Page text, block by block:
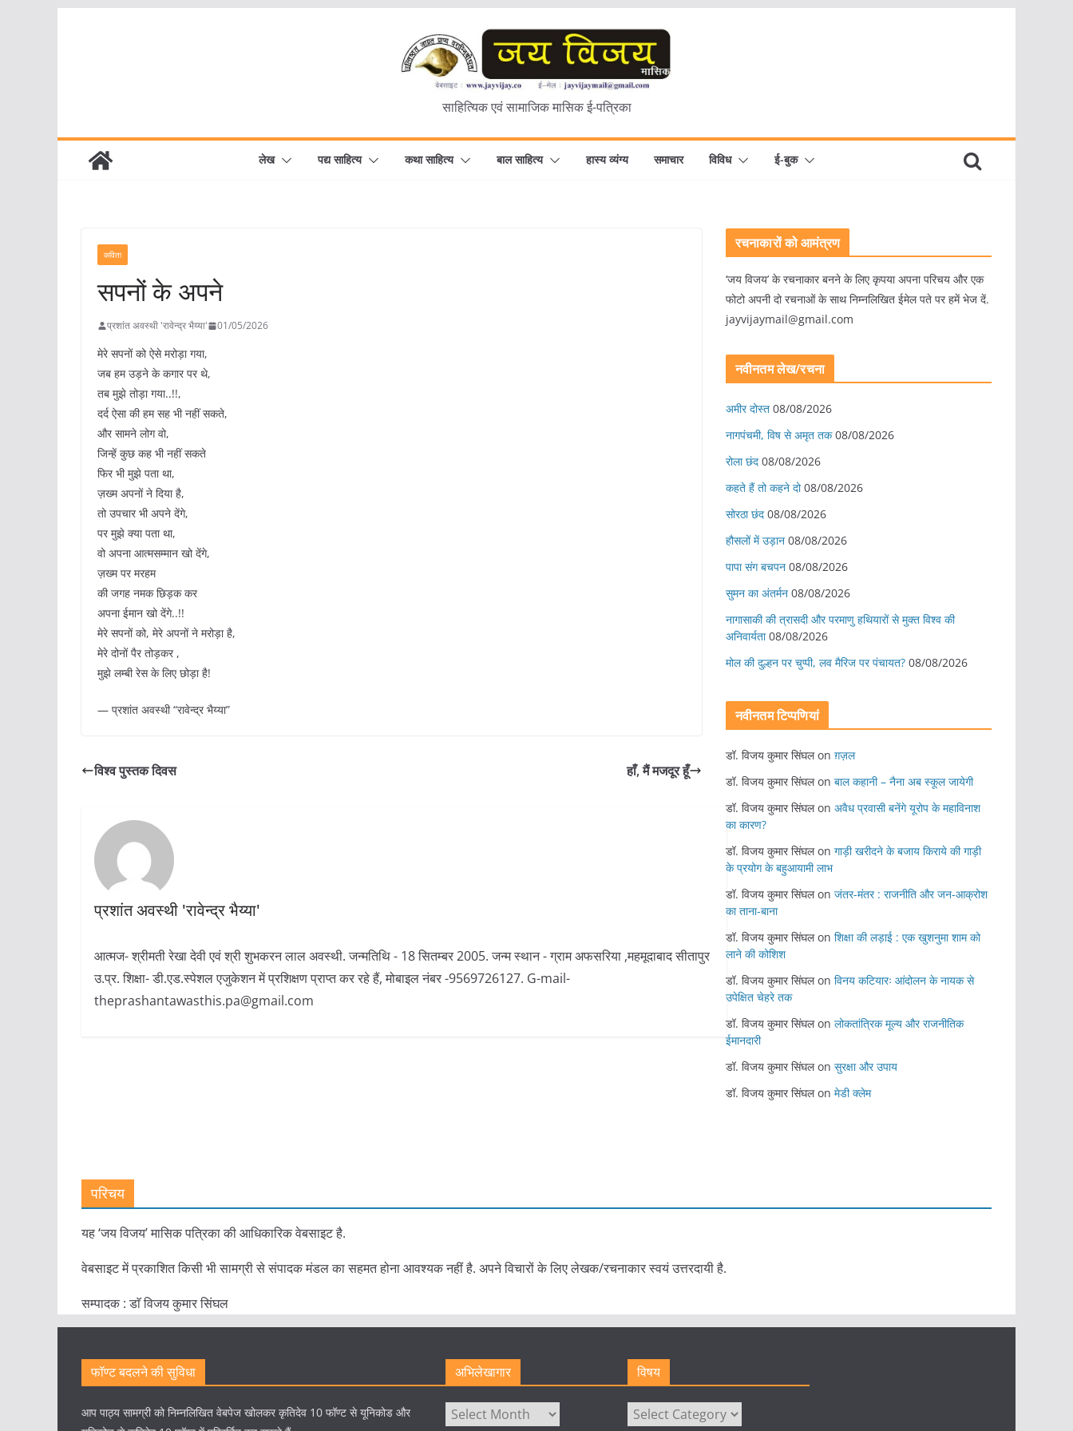
साहित्यिक एवं सामाजिक मासिक ई-पत्रिका
लेख पद्य साहित्य कथा साहित्य बाल साहित्य हास्य व्यंग्य समाचार विविध ई-बुक
कविता
सपनों के अपने
प्रशांत अवस्थी 'रावेन्द्र भैय्या' 01/05/2026
मेरे सपनों को ऐसे मरोड़ा गया,
जब हम उड़ने के कगार पर थे,
तब मुझे तोड़ा गया..!!,
दर्द ऐसा की हम सह भी नहीं सकते,
और सामने लोग वो,
जिन्हें कुछ कह भी नहीं सकते
फिर भी मुझे पता था,
ज़ख्म अपनों ने दिया है,
तो उपचार भी अपने देंगे,
पर मुझे क्या पता था,
वो अपना आत्मसम्मान खो देंगे,
ज़ख्म पर मरहम
की जगह नमक छिड़क कर
अपना ईमान खो देंगे..!!
मेरे सपनों को, मेरे अपनों ने मरोड़ा है,
मेरे दोनों पैर तोड़कर ,
मुझे लम्बी रेस के लिए छोड़ा है!
— प्रशांत अवस्थी “रावेन्द्र भैय्या”
विश्व पुस्तक दिवस हाँ, मैं मजदूर हूँ
प्रशांत अवस्थी 'रावेन्द्र भैय्या'
आत्मज- श्रीमती रेखा देवी एवं श्री शुभकरन लाल अवस्थी. जन्मतिथि - 18 सितम्बर 2005. जन्म स्थान - ग्राम अफसरिया ,महमूदाबाद सीतापुर
उ.प्र. शिक्षा- डी.एड.स्पेशल एजुकेशन में प्रशिक्षण प्राप्त कर रहे हैं, मोबाइल नंबर -9569726127. G-mail-
theprashantawasthis.pa@gmail.com
रचनाकारों को आमंत्रण
‘जय विजय’ के रचनाकार बनने के लिए कृपया अपना परिचय और एक
फोटो अपनी दो रचनाओं के साथ निम्नलिखित ईमेल पते पर हमें भेज दें.
jayvijaymail@gmail.com
नवीनतम लेख/रचना
अमीर दोस्त 08/08/2026
नागपंचमी, ​विष से अमृत तक 08/08/2026
रोला छंद 08/08/2026
कहते हैं तो कहने दो 08/08/2026
सोरठा छंद 08/08/2026
हौसलों में उड़ान 08/08/2026
पापा संग बचपन 08/08/2026
सुमन का अंतर्मन 08/08/2026
नागासाकी की त्रासदी और परमाणु हथियारों से मुक्त विश्व की
अनिवार्यता 08/08/2026
मोल की दुल्हन पर चुप्पी, लव मैरिज पर पंचायत? 08/08/2026
नवीनतम टिप्पणियां
डॉ. विजय कुमार सिंघलon ग़ज़ल
डॉ. विजय कुमार सिंघलon बाल कहानी – नैना अब स्कूल जायेगी
डॉ. विजय कुमार सिंघलon अवैध प्रवासी बनेंगे यूरोप के महाविनाश
का कारण?
डॉ. विजय कुमार सिंघलon गाड़ी खरीदने के बजाय किराये की गाड़ी
के प्रयोग के बहुआयामी लाभ
डॉ. विजय कुमार सिंघलon जंतर-मंतर : राजनीति और जन-आक्रोश
का ताना-बाना
डॉ. विजय कुमार सिंघलon शिक्षा की लड़ाई : एक खुशनुमा शाम को
लाने की कोशिश
डॉ. विजय कुमार सिंघलon विनय कटियारः आंदोलन के नायक से
उपेक्षित चेहरे तक
डॉ. विजय कुमार सिंघलon लोकतांत्रिक मूल्य और राजनीतिक
ईमानदारी
डॉ. विजय कुमार सिंघलon सुरक्षा और उपाय
डॉ. विजय कुमार सिंघलon मेडी क्लेम
परिचय
यह ‘जय विजय’ मासिक पत्रिका की आधिकारिक वेबसाइट है.
वेबसाइट में प्रकाशित किसी भी सामग्री से संपादक मंडल का सहमत होना आवश्यक नहीं है. अपने विचारों के लिए लेखक/रचनाकार स्वयं उत्तरदायी है.
सम्पादक : डाॅ विजय कुमार सिंघल
फॉण्ट बदलने की सुविधा
आप पाठ्य सामग्री को निम्नलिखित वेबपेज खोलकर कृतिदेव 10 फॉण्ट से यूनिकोड और
अभिलेखागार
अभिलेखागार
विषय
विषय